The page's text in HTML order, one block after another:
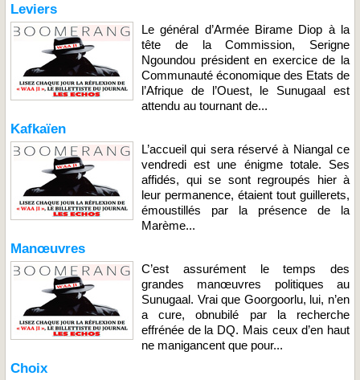
Leviers
Le général d’Armée Birame Diop à la
tête de la Commission, Serigne
Ngoundou président en exercice de la
Communauté économique des Etats de
l’Afrique de l’Ouest, le Sunugaal est
attendu au tournant de...
Kafkaïen
L’accueil qui sera réservé à Niangal ce
vendredi est une énigme totale. Ses
affidés, qui se sont regroupés hier à
leur permanence, étaient tout guillerets,
émoustillés par la présence de la
Marème...
Manœuvres
C’est assurément le temps des
grandes manœuvres politiques au
Sunugaal. Vrai que Goorgoorlu, lui, n’en
a cure, obnubilé par la recherche
effrénée de la DQ. Mais ceux d’en haut
ne manigancent que pour...
Choix